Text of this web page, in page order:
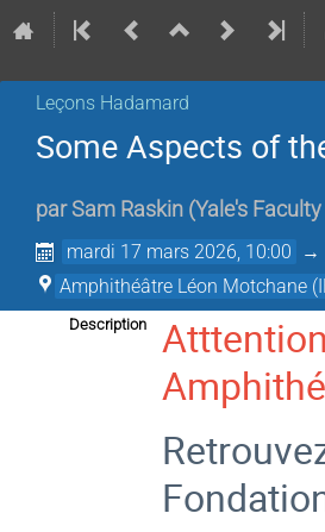
Leçons Hadamard
Some Aspects of
par Sam Raskin (Yale's
mardi 17 mars 2026, 10:00 →
Amphithéâtre Léon Motchane
Description